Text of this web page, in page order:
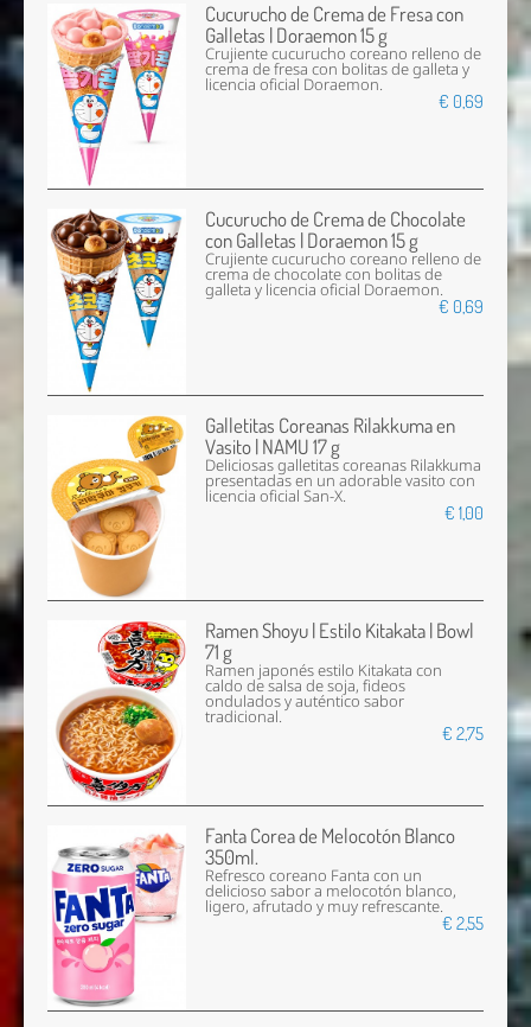
Cucurucho de Crema de Fresa con
Galletas | Doraemon 15 g
Crujiente cucurucho coreano relleno de
crema de fresa con bolitas de galleta y
licencia oficial Doraemon.
€ 0,69
Cucurucho de Crema de Chocolate
con Galletas | Doraemon 15 g
Crujiente cucurucho coreano relleno de
crema de chocolate con bolitas de
galleta y licencia oficial Doraemon.
€ 0,69
Galletitas Coreanas Rilakkuma en
Vasito | NAMU 17 g
Deliciosas galletitas coreanas Rilakkuma
presentadas en un adorable vasito con
licencia oficial San-X.
€ 1,00
Ramen Shoyu | Estilo Kitakata | Bowl
71 g
Ramen japonés estilo Kitakata con
caldo de salsa de soja, fideos
ondulados y auténtico sabor
tradicional.
€ 2,75
Fanta Corea de Melocotón Blanco
350ml.
Refresco coreano Fanta con un
delicioso sabor a melocotón blanco,
ligero, afrutado y muy refrescante.
€ 2,55